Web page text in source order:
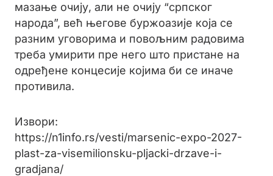
мазање очију, али не очију “српског
народа”, већ његове буржоазије која се
разним уговорима и повољним радовима
треба умирити пре него што пристане на
одређене концесије којима би се иначе
противила.
Извори:
https://n1info.rs/vesti/marsenic-expo-2027-
plast-za-visemilionsku-pljacki-drzave-i-
gradjana/